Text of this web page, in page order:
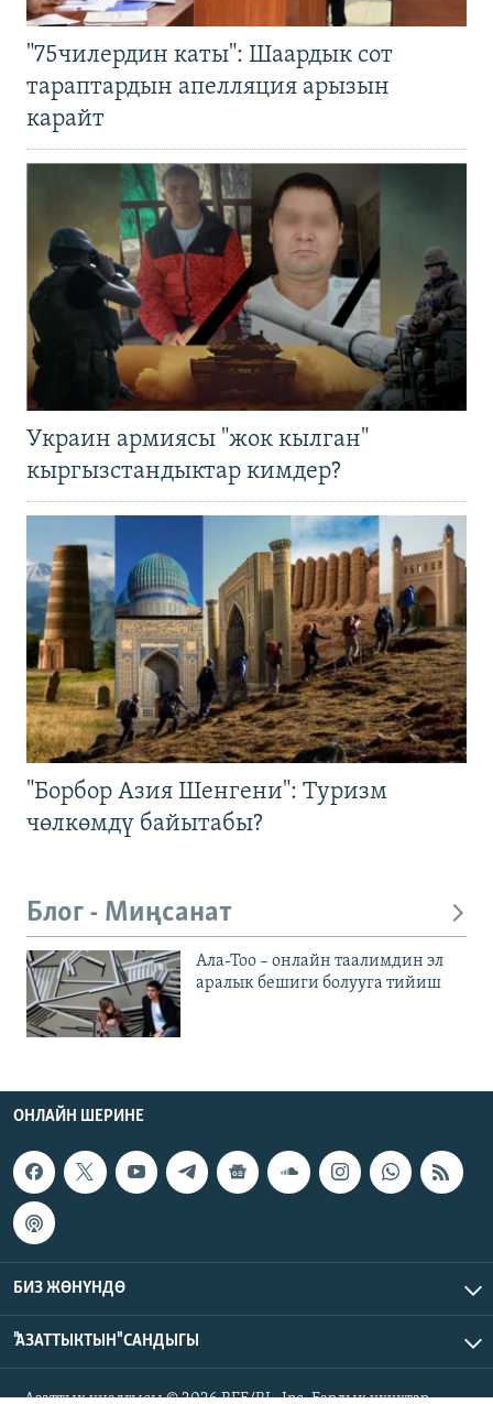
"75чилердин каты": Шаардык сот
тараптардын апелляция арызын
карайт
Украин армиясы "жок кылган"
кыргызстандыктар кимдер?
"Борбор Азия Шенгени": Туризм
чөлкөмдү байытабы?
Блог - Миңсанат
Ала-Тоо – онлайн таалимдин эл
аралык бешиги болууга тийиш
ОНЛАЙН ШЕРИНЕ
БИЗ ЖӨНҮНДӨ
"АЗАТТЫКТЫН" САНДЫГЫ
Азаттык үналгысы © 2026 RFE/RL, Inc. Бардык укуктар